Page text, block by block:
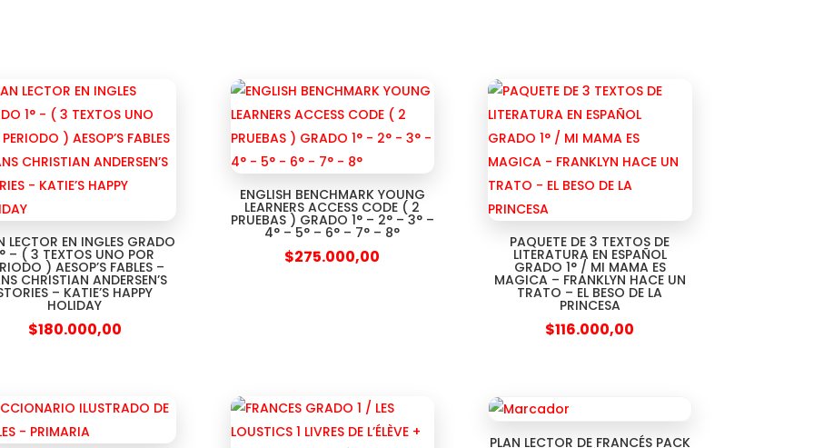
LECTOR EN INGLES GRADO
– ( 3 TEXTOS UNO POR
) AESOP’S FABLES –
CHRISTIAN ANDERSEN’S
– KATIE’S HAPPY
HOLIDAY
$180.000,00
ENGLISH BENCHMARK YOUNG
LEARNERS ACCESS CODE ( 2
PRUEBAS ) GRADO 1° – 2° – 3° –
4° – 5° – 6° – 7° – 8°
$275.000,00
PAQUETE DE 3 TEXTOS DE
LITERATURA EN ESPAÑOL
GRADO 1° / MI MAMA ES
MAGICA – FRANKLYN HACE UN
TRATO – EL BESO DE LA
PRINCESA
$116.000,00
PLAN LECTOR DE FRANCÉS PACK